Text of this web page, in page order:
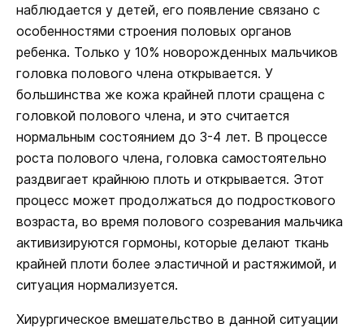
наблюдается у детей, его появление связано с
особенностями строения половых органов
ребенка. Только у 10% новорожденных мальчиков
головка полового члена открывается. У
большинства же кожа крайней плоти сращена с
головкой полового члена, и это считается
нормальным состоянием до 3-4 лет. В процессе
роста полового члена, головка самостоятельно
раздвигает крайнюю плоть и открывается. Этот
процесс может продолжаться до подросткового
возраста, во время полового созревания мальчика
активизируются гормоны, которые делают ткань
крайней плоти более эластичной и растяжимой, и
ситуация нормализуется.
Хирургическое вмешательство в данной ситуации